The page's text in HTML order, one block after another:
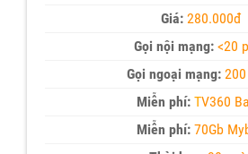
Giá:280.000đ
Gọi nội mạng:<20
Gọi ngoại mạng:
Miễn phí: TV360
Miễn phí:70Gb